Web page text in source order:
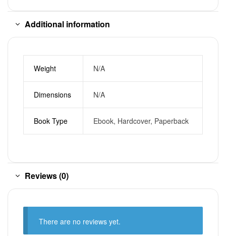
Additional information
Weight N/A
Dimensions N/A
Book Type Ebook, Hardcover, Paperback
Reviews (0)
There are no reviews yet.